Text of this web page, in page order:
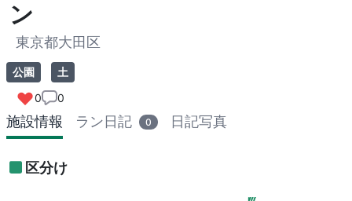
ン
東京都大田区
公園
土
0
0
施設情報 ラン日記 0 日記写真
区分け